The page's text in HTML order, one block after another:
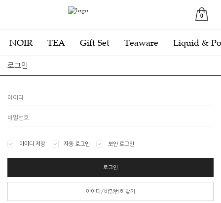
0
NOIR TEA Gift Set Teaware Liquid &
로그인
아이디 저장 자동 로그인 보안 로그인
로그인
아이디/비밀번호 찾기